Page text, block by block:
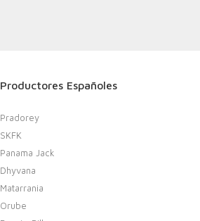
Productores Españoles
Pradorey
SKFK
Panama Jack
Dhyvana
Matarrania
Orube